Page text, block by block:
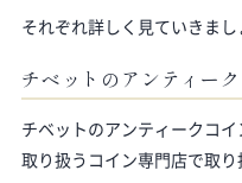
それぞれ詳しく見ていきまし
チベットのアンティー
チベットのアンティークコ
取り扱うコイン専門店で取り